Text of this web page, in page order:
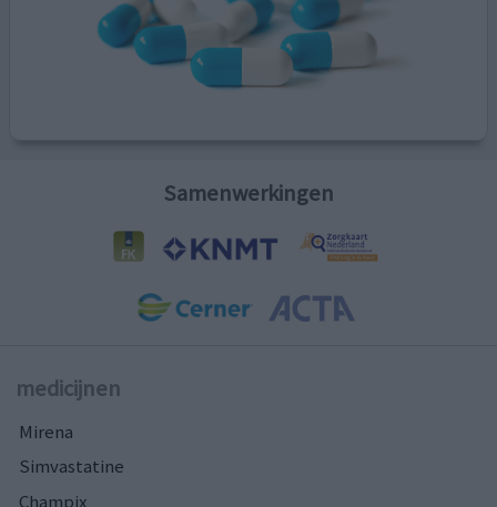
Samenwerkingen
medicijnen
Mirena
Simvastatine
Champix